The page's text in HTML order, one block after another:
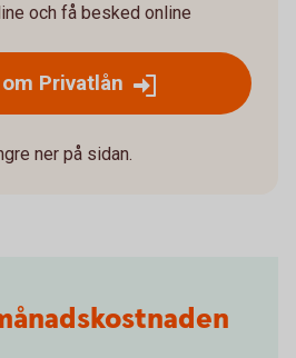
och få besked online
Privatlån
ner på sidan.